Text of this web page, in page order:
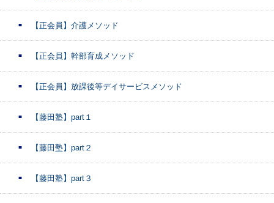
【正会員】介護メソッド
【正会員】幹部育成メソッド
【正会員】放課後等デイサービスメソッド
【藤田塾】part１
【藤田塾】part２
【藤田塾】part３